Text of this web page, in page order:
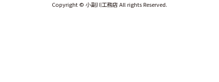
Copyright © 小副川工務店 All rights Reserved.